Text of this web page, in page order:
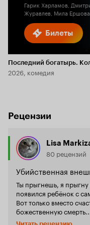
Билеты
Гарик Харламов,
Журавлев, Мила Ершова
Последний богатырь.
2026, комедия
Рецензии
Lisa
80 рецензий
Убийственная
Ты прыгнешь, я прыгну Однажды на свет
появился ребёнок с
Вот только вместо
божественную
серотонина. Как